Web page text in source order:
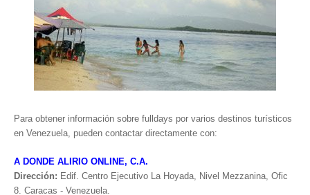
Para obtener información sobre fulldays por varios destinos turísticos
en Venezuela, pueden contactar directamente con:
A DONDE ALIRIO ONLINE, C.A.
Dirección: Edif. Centro Ejecutivo La Hoyada, Nivel Mezzanina, Ofic
8. Caracas - Venezuela.